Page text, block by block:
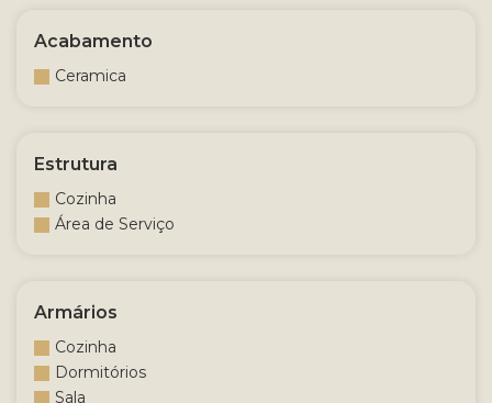
Acabamento
Ceramica
Estrutura
Cozinha
Área de Serviço
Armários
Cozinha
Dormitórios
Sala